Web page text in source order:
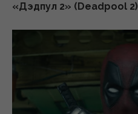
«Дэдпул 2» (Deadpool 2)